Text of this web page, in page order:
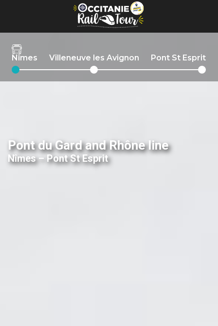
Cookies management panel
Pont du Gard and Rhône line
Nîmes – Pont St Esprit
Nîmes Villeneuve les Avignon Pont St Esprit